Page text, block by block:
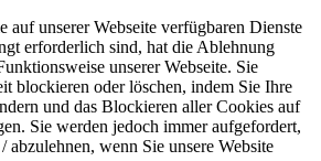
auf unserer Webseite verfügbaren Dienste
erforderlich sind, hat die Ablehnung
unserer Webseite. Sie
blockieren oder löschen, indem Sie Ihre
und das Blockieren aller Cookies auf
Sie werden jedoch immer aufgefordert,
abzulehnen, wenn Sie unsere Website